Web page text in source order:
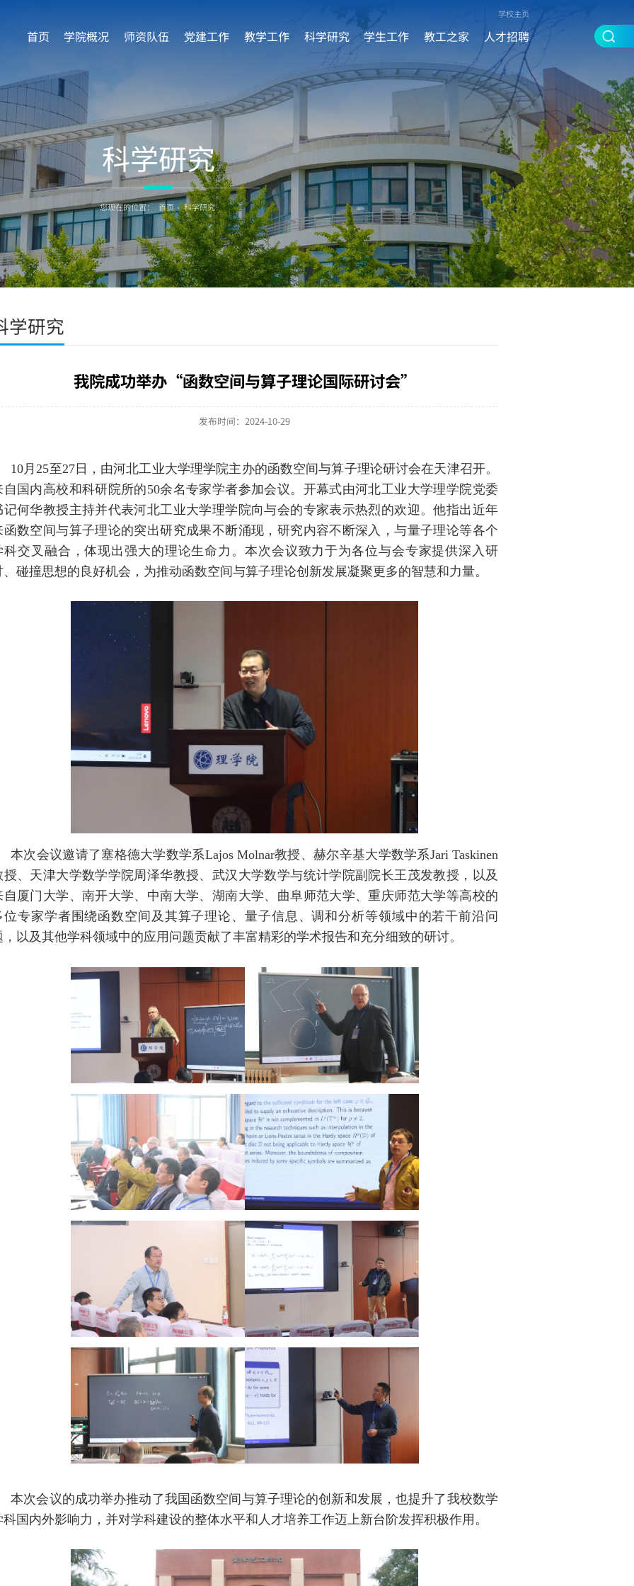
学校主页
首页 学院概况 师资队伍 党建工作 教学工作 科学研究 学生工作 教工之家 人才招聘
科学研究
您现在的位置：首页 - 科学研究
学研究
我院成功举办“函数空间与算子理论国际研讨会”
发布时间：2024-10-29
10月25至27日，由河北工业大学理学院主办的函数空间与算子理论研讨会在天津召开。
自国内高校和科研院所的50余名专家学者参加会议。开幕式由河北工业大学理学院党委
记何华教授主持并代表河北工业大学理学院向与会的专家表示热烈的欢迎。他指出近年
函数空间与算子理论的突出研究成果不断涌现，研究内容不断深入，与量子理论等各个
科交叉融合，体现出强大的理论生命力。本次会议致力于为各位与会专家提供深入研
、碰撞思想的良好机会，为推动函数空间与算子理论创新发展凝聚更多的智慧和力量。
本次会议邀请了塞格德大学数学系Lajos Molnar教授、赫尔辛基大学数学系Jari Taskinen
授、天津大学数学学院周泽华教授、武汉大学数学与统计学院副院长王茂发教授，以及
自厦门大学、南开大学、中南大学、湖南大学、曲阜师范大学、重庆师范大学等高校的
位专家学者围绕函数空间及其算子理论、量子信息、调和分析等领域中的若干前沿问
，以及其他学科领域中的应用问题贡献了丰富精彩的学术报告和充分细致的研讨。
本次会议的成功举办推动了我国函数空间与算子理论的创新和发展，也提升了我校数学
科国内外影响力，并对学科建设的整体水平和人才培养工作迈上新台阶发挥积极作用。